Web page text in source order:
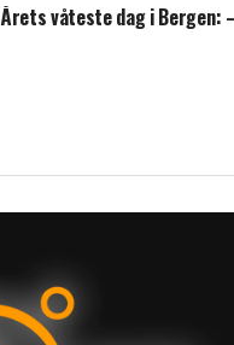
Årets våteste dag i Bergen: